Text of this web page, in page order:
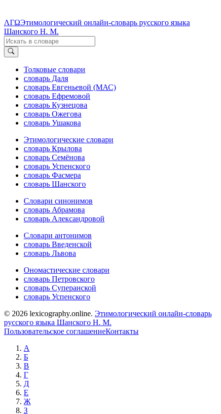
ΛΓΩЭтимологический онлайн-словарь русского языка
Шанского Н. М.
Толковые словари
словарь Даля
словарь Евгеньевой (МАС)
словарь Ефремовой
словарь Кузнецова
словарь Ожегова
словарь Ушакова
Этимологические словари
словарь Крылова
словарь Семёнова
словарь Успенского
словарь Фасмера
словарь Шанского
Словари синонимов
словарь Абрамова
словарь Александровой
Словари антонимов
словарь Введенской
словарь Львова
Ономастические словари
словарь Петровского
словарь Суперанской
словарь Успенского
© 2026 lexicography.online. Этимологический онлайн-словарь
русского языка Шанского Н. М.
Пользовательское соглашениеКонтакты
А
Б
В
Г
Д
Е
Ж
З